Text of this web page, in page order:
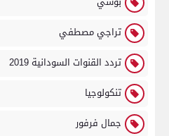
تراجي مصطفي
تردد القنوات السودانية 2019
تنكولوجيا
جمال فرفور